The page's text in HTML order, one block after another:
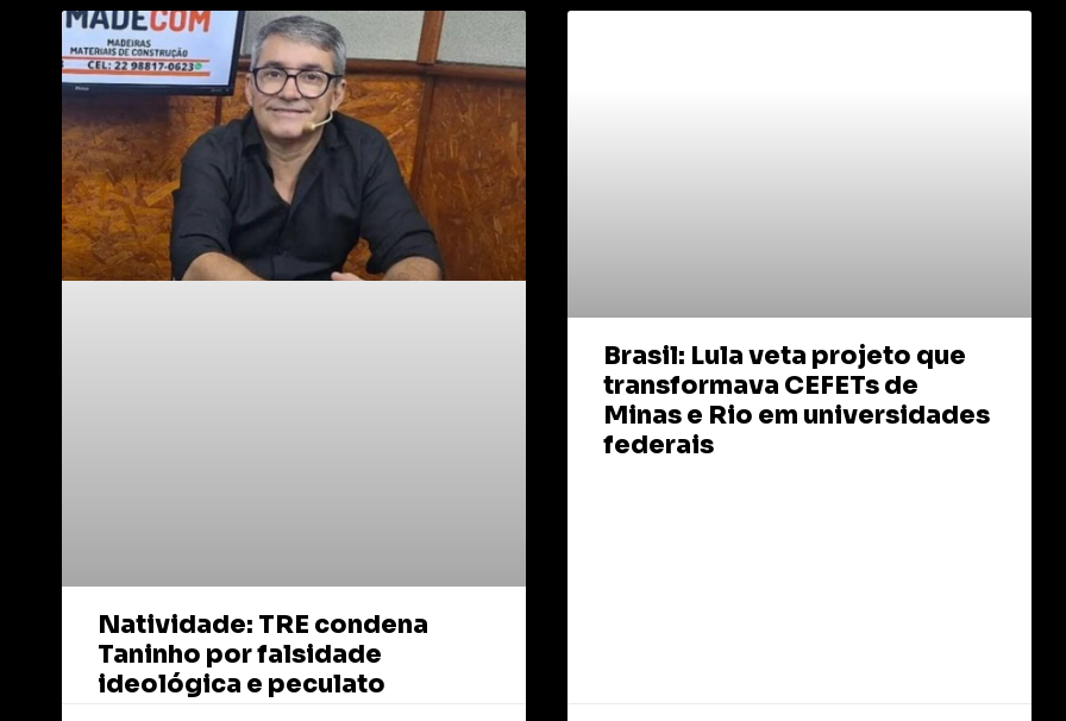
Natividade: TRE condena
Taninho por falsidade
ideológica e peculato
Brasil: Lula veta projeto que
transformava CEFETs de
Minas e Rio em universidades
federais